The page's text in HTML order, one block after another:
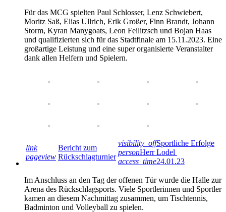
Für das MCG spielten Paul Schlosser, Lenz Schwiebert,
Moritz Saß, Elias Ullrich, Erik Großer, Finn Brandt, Johann
Storm, Kyran Manygoats, Leon Feilitzsch und Bojan Haas
und qualifizierten sich für das Stadtfinale am 15.11.2023. Eine
großartige Leistung und eine super organisierte Veranstalter
dank allen Helfern und Spielern.
link
pageview
Bericht zum
Rückschlagturnier
visibility_offSportliche Erfolge
personHerr Lodel
access_time24.01.23
Im Anschluss an den Tag der offenen Tür wurde die Halle zur
Arena des Rückschlagsports. Viele Sportlerinnen und Sportler
kamen an diesem Nachmittag zusammen, um Tischtennis,
Badminton und Volleyball zu spielen.